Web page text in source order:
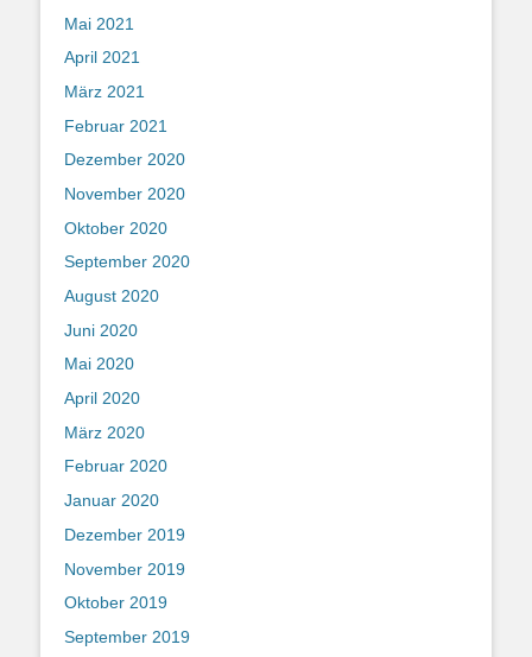
Mai 2021
April 2021
März 2021
Februar 2021
Dezember 2020
November 2020
Oktober 2020
September 2020
August 2020
Juni 2020
Mai 2020
April 2020
März 2020
Februar 2020
Januar 2020
Dezember 2019
November 2019
Oktober 2019
September 2019